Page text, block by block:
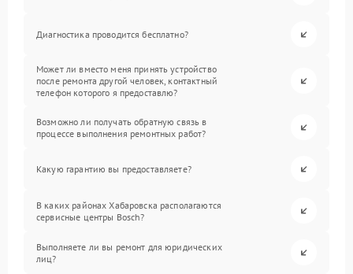
Диагностика проводится бесплатно?
Может ли вместо меня принять устройство
после ремонта другой человек, контактный
телефон которого я предоставлю?
Возможно ли получать обратную связь в
процессе выполнения ремонтных работ?
Какую гарантию вы предоставляете?
В каких районах Хабаровска располагаются
сервисные центры Bosch?
Выполняете ли вы ремонт для юридических
лиц?